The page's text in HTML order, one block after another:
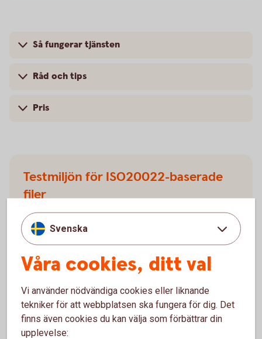
Så fungerar tjänsten
Råd och tips
Pris
Testmiljön för ISO20022-baserade
filer
Validex kan användas av Swedbank och
sparbankernas kunder och tjänsteleverantörer för att
implementerade enligt Swedbanks ”ISO 20022
Testmiljön för ISO20022- baserade filer -
Validex
Svenska
Våra cookies, ditt val
Vi använder nödvändiga cookies eller liknande
tekniker för att webbplatsen ska fungera för dig. Det
finns även cookies du kan välja som förbättrar din
upplevelse: